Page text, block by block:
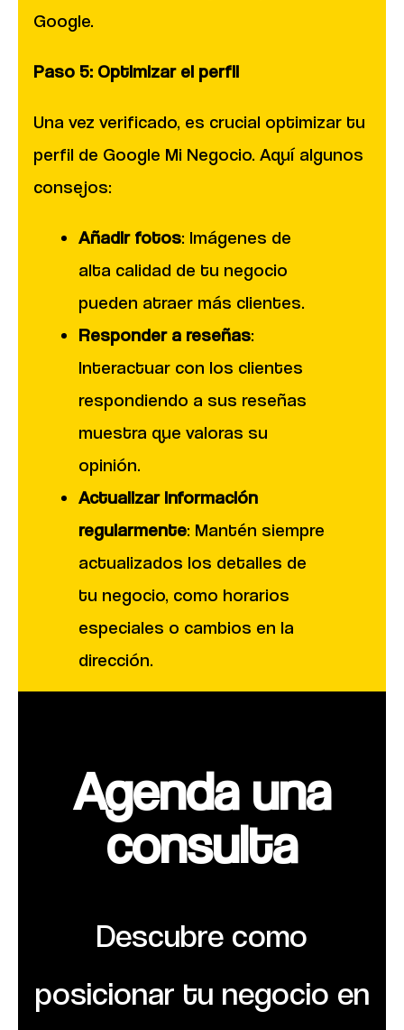
Google.
Paso 5: Optimizar el perfil
Una vez verificado, es crucial optimizar tu
perfil de Google Mi Negocio. Aquí algunos
consejos:
Añadir fotos: Imágenes de
alta calidad de tu negocio
pueden atraer más clientes.
Responder a reseñas:
Interactuar con los clientes
respondiendo a sus reseñas
muestra que valoras su
opinión.
Actualizar información
regularmente: Mantén siempre
actualizados los detalles de
tu negocio, como horarios
especiales o cambios en la
dirección.
Agenda una
consulta​
Descubre como
posicionar tu negocio en